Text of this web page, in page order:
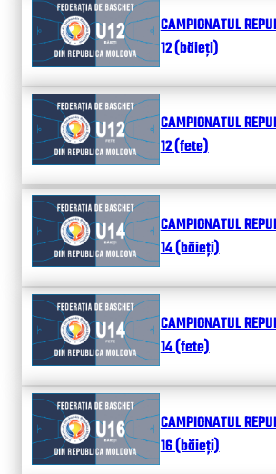
CAMPIONATUL
12 (băieți)
CAMPIONATUL
12 (fete)
CAMPIONATUL
14 (băieți)
CAMPIONATUL
14 (fete)
CAMPIONATUL
16 (băieți)